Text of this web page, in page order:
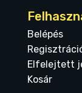
Belépés
Elfelejtett
Kosár